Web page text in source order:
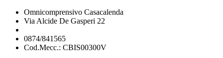
Omnicomprensivo Casacalenda
Via Alcide De Gasperi 22
0874/841565
Cod.Mecc.: CBIS00300V